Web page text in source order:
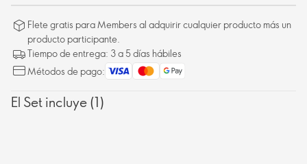
Flete gratis para Members al adquirir cualquier producto más un
producto participante.
Tiempo de entrega: 3 a 5 días hábiles
Métodos de pago:
El Set incluye (1)